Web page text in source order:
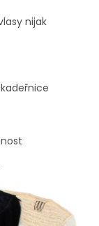
nijak